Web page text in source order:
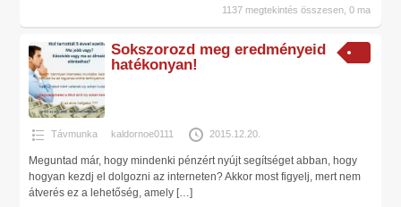
1137 megtekintés összesen, 0 ma
Sokszorozd meg eredményeid
hatékonyan!
Távmunka kaldornoe0111 2015.12.20.
Meguntad már, hogy mindenki pénzért nyújt segítséget abban, hogy
hogyan kezdj el dolgozni az interneten? Akkor most figyelj, mert nem
átverés ez a lehetőség, amely […]